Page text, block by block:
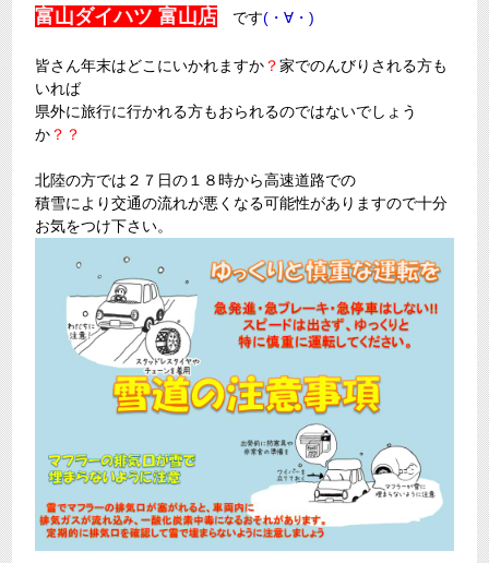
富山ダイハツ 富山店 です(・∀・)
皆さん年末はどこにいかれますか ？家でのんびりされる方も
いれば
県外に旅行に行かれる方もおられるのではないでしょう
か ？？
北陸の方では２７日の１８時から高速道路での
積雪により交通の流れが悪くなる可能性がありますので十分
お気をつけ下さい。